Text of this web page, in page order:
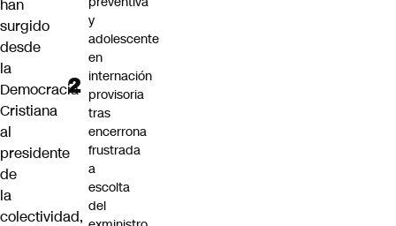
han
surgido
desde
la
Democracia
Cristiana
al
presidente
de
la
colectividad,
y
adolescente
en
internación
provisoria
tras
encerrona
frustrada
a
escolta
del